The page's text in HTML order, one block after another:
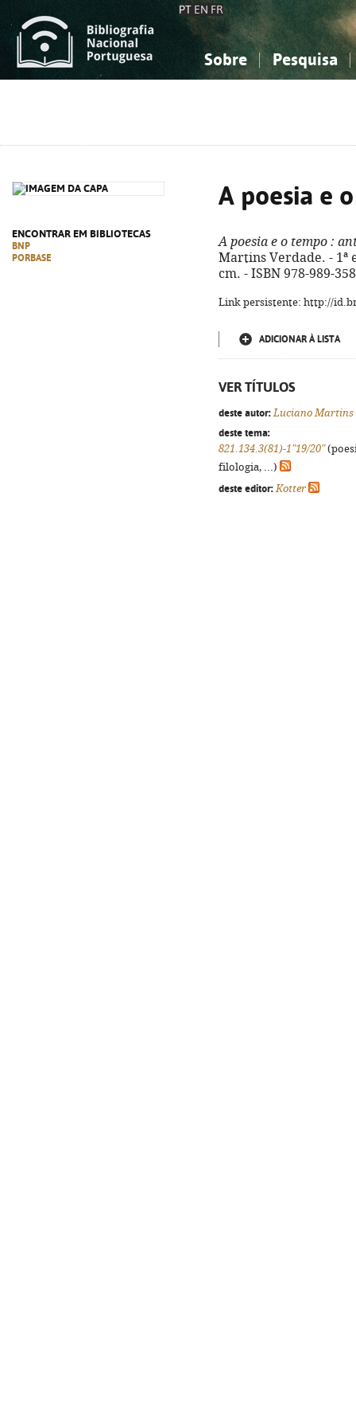
PT EN FR
Sobre Pesquisa
ENCONTRAR EM BIBLIOTECAS
BNP
PORBASE
A poesia e
A poesia e o tempo :
Martins Verdade. - 1ª
cm. - ISBN 978-989-
Link persistente: http://
ADICIONAR À LISTA
VER TÍTULOS
deste autor: Luciano Martins
deste tema:
821.134.3(81)-1"19/20"
filologia, ...)
deste editor: Kotter